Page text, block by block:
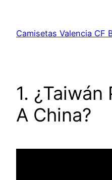
contenido
Camisetas Valencia CF
1.
A China?